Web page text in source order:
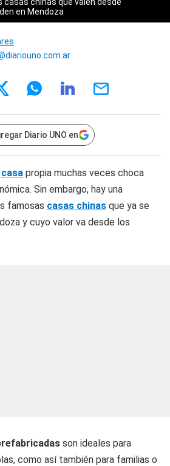
en Mendoza
Diario UNO en
casa propia muchas veces choca
Sin embargo, hay una
famosas casas chinas que ya se
y cuyo valor va desde los
son ideales para
como así también para familias o